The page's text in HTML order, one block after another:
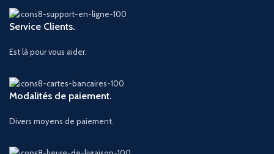
Service Clients.
Est là pour vous aider.
Modalités de paiement.
Divers moyens de paiement.